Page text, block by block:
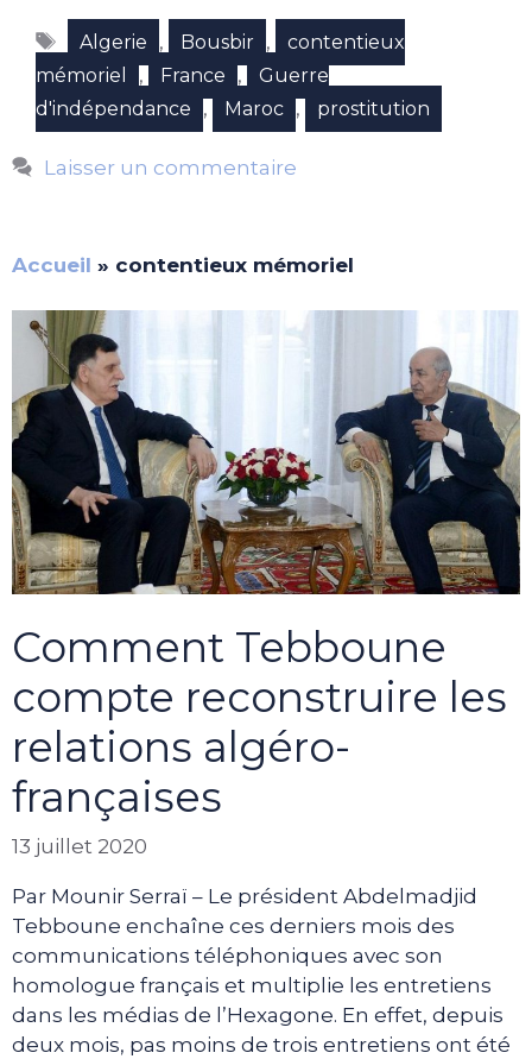
Étiquettes
Algerie , Bousbir ,
contentieux
mémoriel
, France ,
Guerre
d'indépendance
, Maroc , prostitution
Laisser un commentaire
Accueil » contentieux mémoriel
Comment Tebboune
compte reconstruire les
relations algéro-
françaises
13 juillet 2020
Par Mounir Serraï – Le président Abdelmadjid
Tebboune enchaîne ces derniers mois des
communications téléphoniques avec son
homologue français et multiplie les entretiens
dans les médias de l’Hexagone. En effet, depuis
deux mois, pas moins de trois entretiens ont été